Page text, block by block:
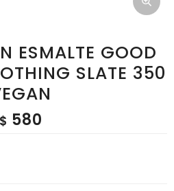
ESMALTE GOOD
SLATE 350
$ 580